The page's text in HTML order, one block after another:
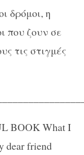
δρόμοι, η
που ζουν σε
τις στιγμές
BOOK What I
dear friend